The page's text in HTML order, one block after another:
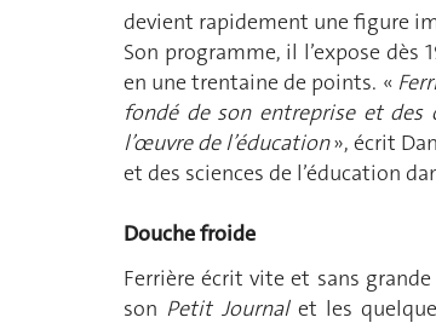
devient rapidement une figure
Son programme, il l’expose dès
en une trentaine de points. «
fondé de son entreprise et des
l’œuvre de l’éducation», écrit
et des sciences de l’éducation
Douche froide
Ferrière écrit vite et sans
son Petit Journalet les